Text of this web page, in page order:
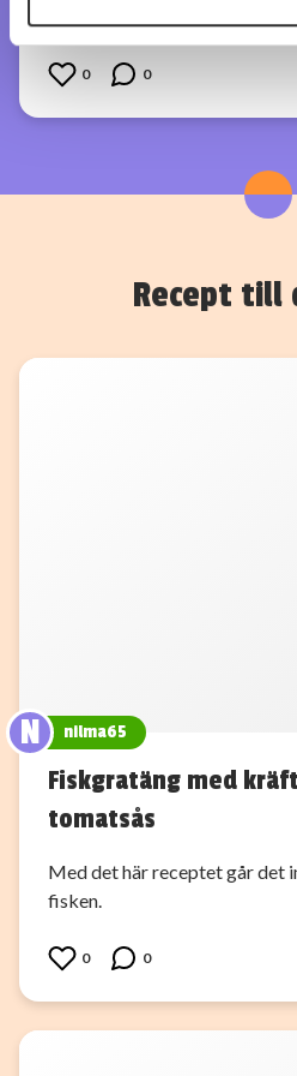
annons- och analysföretag
information som du har
samlat in när du har använt
0 0
Recept till
N nilma65
Fiskgratäng med
tomatsås
Med det här receptet går det
fisken.
0 0